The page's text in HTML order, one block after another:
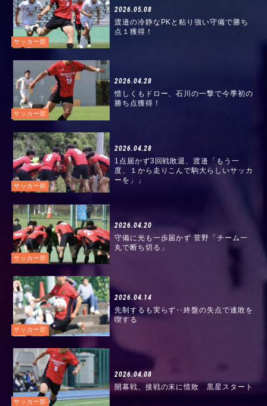
サッカー部
2026.05.08
渡邉の冷静なPKと粘り強い守備で勝ち
点１獲得！
サッカー部
2026.04.28
惜しくもドロー、石川の一撃で今季初の
勝ち点獲得！
サッカー部
2026.04.28
1点届かず3回戦敗退、渡邉「もう一
度、１から走りこんで駒大らしいサッカ
ーを」」
サッカー部
2026.04.20
守備に光も一歩届かず 菅野「チーム一
丸で断ち切る」
サッカー部
2026.04.14
先制するも実らず‥終盤の失点で連敗を
喫する
サッカー部
2026.04.08
開幕戦、接戦の末に惜敗 黒星スタート